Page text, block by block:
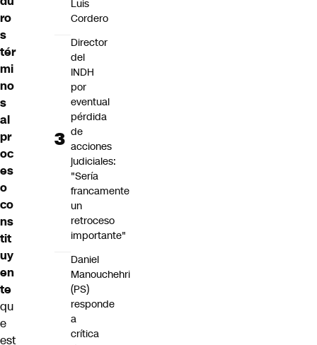
ro
s
tér
mi
no
s
al
pr
oc
es
o
co
ns
tit
uy
en
te
qu
e
est
Luis
Cordero
Director
del
INDH
por
eventual
pérdida
de
acciones
judiciales:
"Sería
francamente
un
retroceso
importante"
Daniel
Manouchehri
(PS)
responde
a
crítica